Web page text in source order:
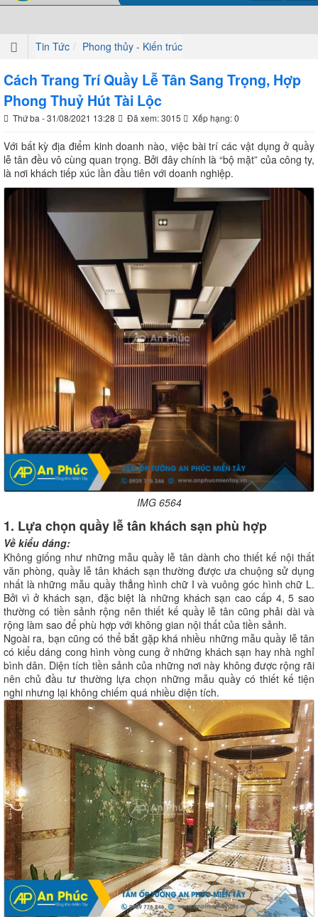
Tin Tức Phong thủy - Kiến trúc
Cách Trang Trí Quầy Lễ Tân Sang Trọng, Hợp
Phong Thuỷ Hút Tài Lộc
Thứ ba - 31/08/2021 13:28 Đã xem: 3015 Xếp hạng: 0
Với bất kỳ địa điểm kinh doanh nào, việc bài trí các vật dụng ở quầy
lễ tân đều vô cùng quan trọng. Bởi đây chính là “bộ mặt” của công ty,
là nơi khách tiếp xúc lần đầu tiên với doanh nghiệp.
IMG 6564
1. Lựa chọn quầy lễ tân khách sạn phù hợp
Về kiểu dáng:
Không giống như những mẫu quầy lễ tân dành cho thiết kế nội thất
văn phòng, quầy lễ tân khách sạn thường được ưa chuộng sử dụng
nhất là những mẫu quầy thẳng hình chữ I và vuông góc hình chữ L.
Bởi vì ở khách sạn, đặc biệt là những khách sạn cao cấp 4, 5 sao
thường có tiền sảnh rộng nên thiết kế quầy lễ tân cũng phải dài và
rộng làm sao để phù hợp với không gian nội thất của tiền sảnh.
Ngoài ra, bạn cũng có thể bắt gặp khá nhiều những mẫu quầy lễ tân
có kiểu dáng cong hình vòng cung ở những khách sạn hay nhà nghỉ
bình dân. Diện tích tiền sảnh của những nơi này không được rộng rãi
nên chủ đầu tư thường lựa chọn những mẫu quầy có thiết kế tiện
nghi nhưng lại không chiếm quá nhiều diện tích.